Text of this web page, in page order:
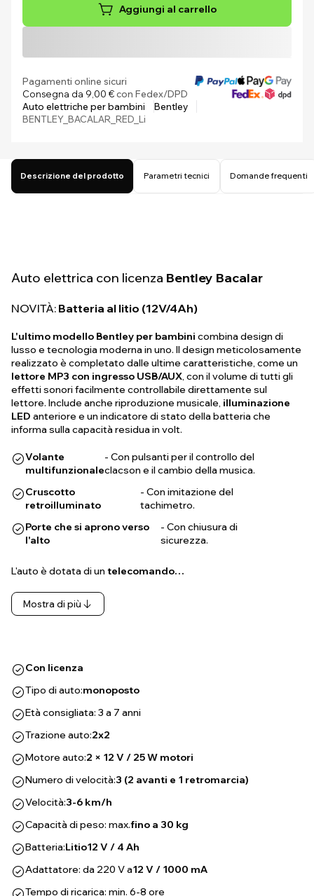
Aggiungi al carrello
Pagamenti online sicuri
Consegna da 9,00 €con Fedex/DPD
Auto elettriche per bambini
Bentley
BENTLEY_BACALAR_RED_Li
Descrizione del prodotto Parametri tecnici Domande frequenti
Auto elettrica con licenza Bentley Bacalar
NOVITÀ: Batteria al litio (12V/4Ah)
L'ultimo modello Bentley per bambini combina design di
lusso e tecnologia moderna in uno. Il design meticolosamente
realizzato è completato dalle ultime caratteristiche, come un
lettore MP3 con ingresso USB/AUX, con il volume di tutti gli
effetti sonori facilmente controllabile direttamente sul
lettore. Include anche riproduzione musicale, illuminazione
LED anteriore e un indicatore di stato della batteria che
informa sulla capacità residua in volt.
Volante
multifunzionale
- Con pulsanti per il controllo del
clacson e il cambio della musica.
Cruscotto
retroilluminato
- Con imitazione del
tachimetro.
Porte che si aprono verso
l'alto
- Con chiusura di
sicurezza.
L'auto è dotata di un telecomando…
Mostra di più
Con licenza
Tipo di auto:monoposto
Età consigliata: 3 a 7 anni
Trazione auto:2x2
Motore auto:2 × 12 V / 25 W motori
Numero di velocità:3 (2 avanti e 1 retromarcia)
Velocità:3-6 km/h
Capacità di peso: max.fino a 30 kg
Batteria:Litio12 V / 4 Ah
Adattatore: da 220 V a12 V / 1000 mA
Tempo di ricarica: min. 6-8 ore